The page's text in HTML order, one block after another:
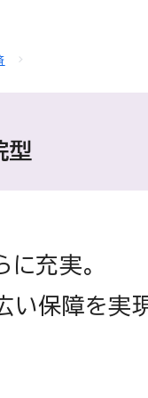
型
充実。
い保障を実